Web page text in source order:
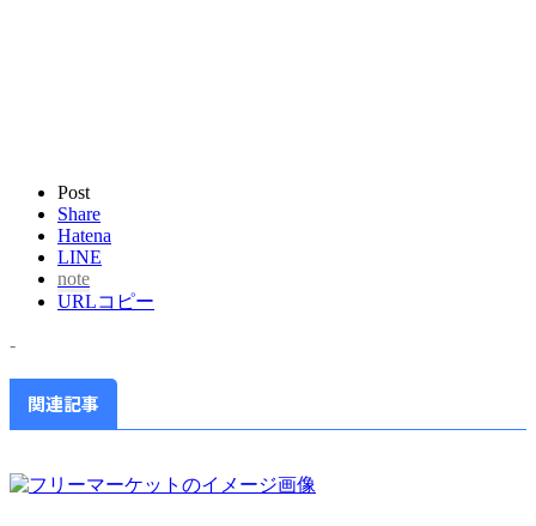
Post
Share
Hatena
LINE
note
URLコピー
-
関連記事